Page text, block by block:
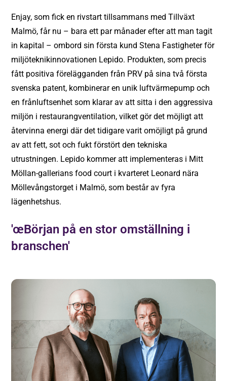
Enjay, som fick en rivstart tillsammans med Tillväxt
Malmö, får nu – bara ett par månader efter att man tagit
in kapital – ombord sin första kund Stena Fastigheter för
miljöteknikinnovationen Lepido. Produkten, som precis
fått positiva förelägganden från PRV på sina två första
svenska patent, kombinerar en unik luftvärmepump och
en frånluftsenhet som klarar av att sitta i den aggressiva
miljön i restaurangventilation, vilket gör det möjligt att
återvinna energi där det tidigare varit omöjligt på grund
av att fett, sot och fukt förstört den tekniska
utrustningen. Lepido kommer att implementeras i Mitt
Möllan-gallerians food court i kvarteret Leonard nära
Möllevångstorget i Malmö, som består av fyra
lägenhetshus.
'œBörjan på en stor omställning i
branschen'